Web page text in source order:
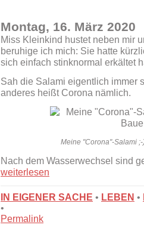
Montag, 16. März 2020
Miss Kleinkind hustet neben mir
beruhige ich mich: Sie hatte
sich einfach stinknormal erkältet
Sah die Salami eigentlich immer
anderes heißt Corona nämlich.
Meine "Corona"-Salami
Nach dem Wasserwechsel sind
weiterlesen
IN EIGENER SACHE • LEBEN •
•
Permalink